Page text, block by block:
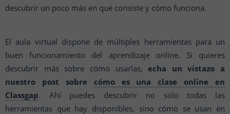
descubrir un poco más en qué consiste y cómo funciona.
El aula virtual dispone de múltiples herramientas para un
buen funcionamiento del aprendizaje online. Si quieres
descubrir más sobre cómo usarlas, echa un vistazo a
nuestro post sobre cómo es una clase online en
Classgap. Ahí puedes descubrir no solo todas las
herramientas que hay disponibles, sino cómo se usan en